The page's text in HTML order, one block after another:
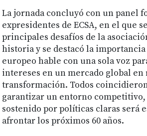
La jornada concluyó con un panel
expresidentes de ECSA, en el que
principales desafíos de la
historia y se destacó la
europeo hable con una sola voz
intereses en un mercado global en
transformación. Todos
garantizar un entorno competitivo,
sostenido por políticas claras será
afrontar los próximos 60 años.